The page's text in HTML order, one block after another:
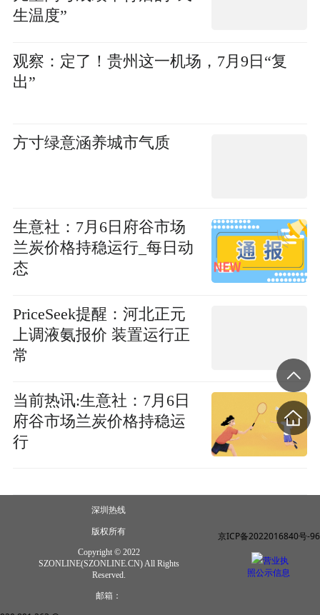
生温度”
观察：定了！贵州这一机场，7月9日“复
出”
方寸绿意涵养城市气质
生意社：7月6日府谷市场
兰炭价格持稳运行_每日动
态
PriceSeek提醒：河北正元
上调液氨报价 装置运行正
常
当前热讯:生意社：7月6日
府谷市场兰炭价格持稳运
行
深圳热线
版权所有
Copyright © 2022
SZONLINE(SZONLINE.CN) All Rights
Reserved.
邮箱：
京ICP备2022016840号-96
营业执
照公示信息